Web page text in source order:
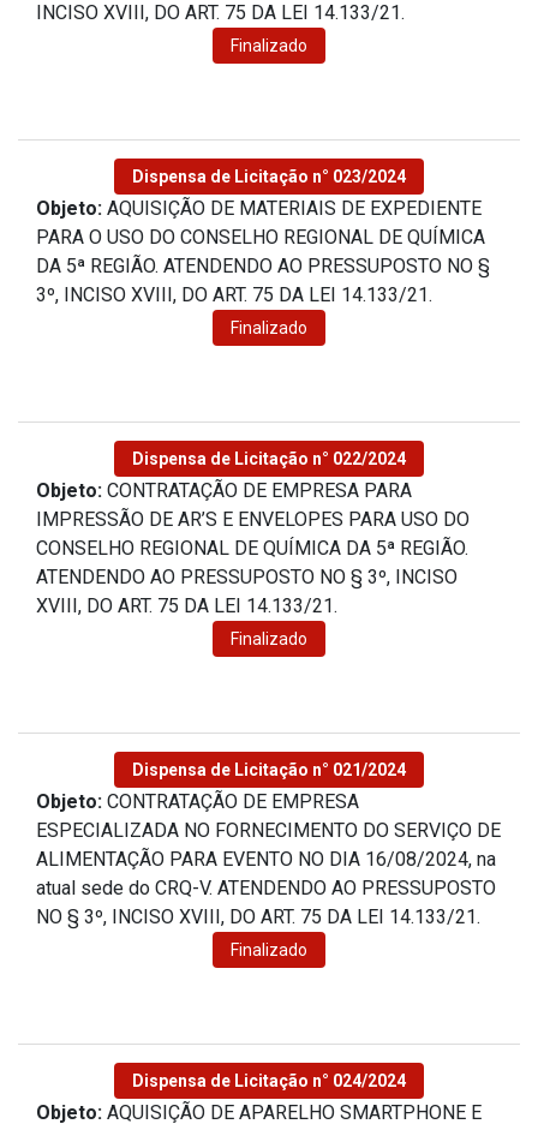
INCISO XVIII, DO ART. 75 DA LEI 14.133/21.
Finalizado
Dispensa de Licitação n° 023/2024
Objeto: AQUISIÇÃO DE MATERIAIS DE EXPEDIENTE
PARA O USO DO CONSELHO REGIONAL DE QUÍMICA
DA 5ª REGIÃO. ATENDENDO AO PRESSUPOSTO NO §
3º, INCISO XVIII, DO ART. 75 DA LEI 14.133/21.
Finalizado
Dispensa de Licitação n° 022/2024
Objeto: CONTRATAÇÃO DE EMPRESA PARA
IMPRESSÃO DE AR’S E ENVELOPES PARA USO DO
CONSELHO REGIONAL DE QUÍMICA DA 5ª REGIÃO.
ATENDENDO AO PRESSUPOSTO NO § 3º, INCISO
XVIII, DO ART. 75 DA LEI 14.133/21.
Finalizado
Dispensa de Licitação n° 021/2024
Objeto: CONTRATAÇÃO DE EMPRESA
ESPECIALIZADA NO FORNECIMENTO DO SERVIÇO DE
ALIMENTAÇÃO PARA EVENTO NO DIA 16/08/2024, na
atual sede do CRQ-V. ATENDENDO AO PRESSUPOSTO
NO § 3º, INCISO XVIII, DO ART. 75 DA LEI 14.133/21.
Finalizado
Dispensa de Licitação n° 024/2024
Objeto: AQUISIÇÃO DE APARELHO SMARTPHONE E